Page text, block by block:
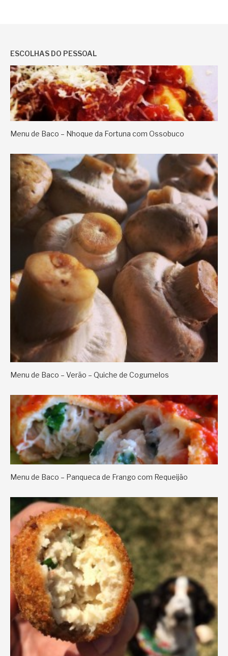
ESCOLHAS DO PESSOAL
Menu de Baco – Nhoque da Fortuna com Ossobuco
Menu de Baco – Verão – Quiche de Cogumelos
Menu de Baco – Panqueca de Frango com Requeijão